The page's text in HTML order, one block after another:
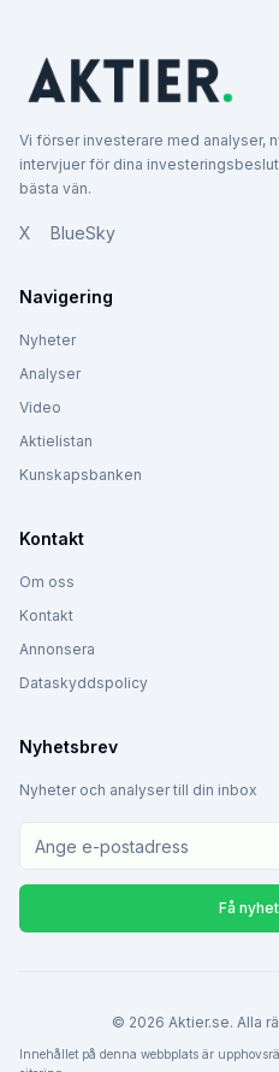
Vi förser investerare med analyser,
intervjuer för dina
bästa vän.
X BlueSky
Navigering
Nyheter
Analyser
Video
Aktielistan
Kunskapsbanken
Kontakt
Om oss
Kontakt
Annonsera
Dataskyddspolicy
Nyhetsbrev
Nyheter och analyser till din inbox
Få
© 2026 Aktier.se. Alla
Innehållet på denna webbplats är